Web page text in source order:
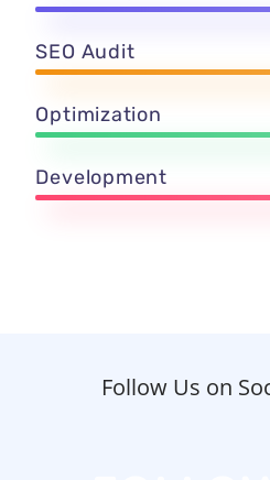
SEO Audit
Optimization
Development
Follow Us on